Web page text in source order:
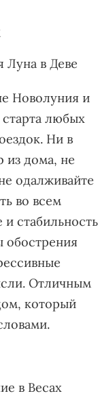
Луна в Деве
Новолуния и
любых
Ни в
из дома, не
одалживайте
во всем
стабильность
Отличным
который
в Весах